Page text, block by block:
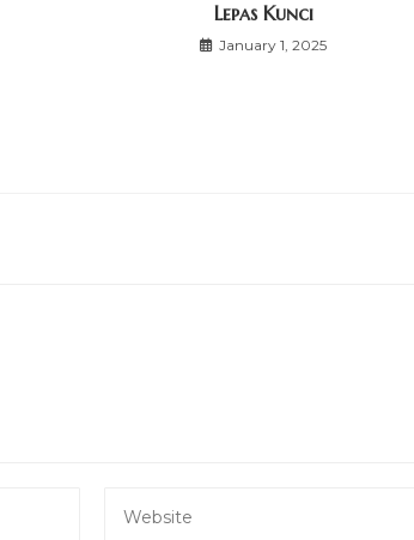
Lepas Kunci
January 1, 2025
your